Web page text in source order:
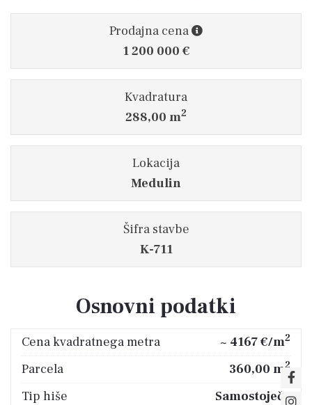
Prodajna cena
1 200 000 €
Kvadratura
288,00 m2
Lokacija
Medulin
Šifra stavbe
K-711
Osnovni podatki
Cena kvadratnega metra ~ 4167 €/m2
Parcela 360,00 m2
Tip hiše
Samostoječa